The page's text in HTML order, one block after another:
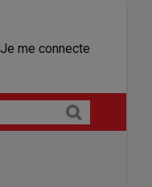
Je me connecte